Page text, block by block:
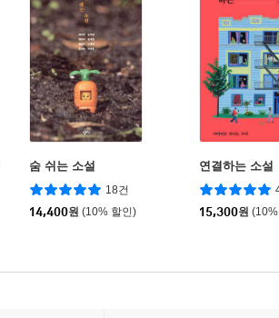
숨 쉬는 소설
18건
14,400원 (10% 할인)
연결하는 소설
15,300원